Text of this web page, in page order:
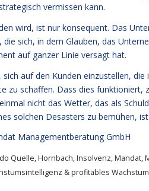
vermissen kann.
wird, ist nur konsequent. Das
sich, in dem Glauben, das
auf ganzer Linie versagt hat.
auf den Kunden einzustellen,
zu schaffen. Dass dies funktioniert,
nicht das Wetter, das als
solchen Desasters zu bemühen,
Managementberatung GmbH
Quelle,Hornbach,Insolvenz,Mandat,
& profitables Wachstum